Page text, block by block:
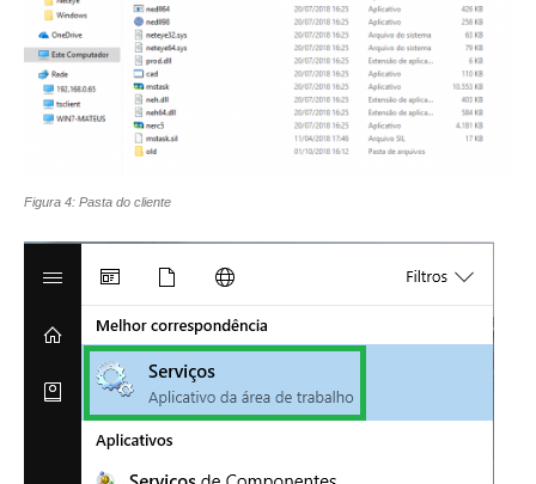
Figura 4: Pasta do cliente